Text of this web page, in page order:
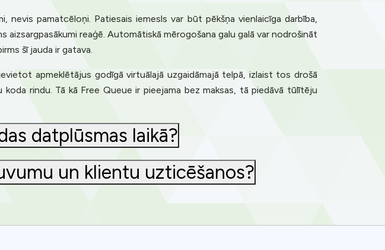
pamatcēloņi. Patiesais iemesls var būt pēkšņa vienlaicīga darbība,
reaģē. Automātiskā mērogošana galu galā var nodrošināt
šī jauda ir gatava.
apmeklētājus godīgā virtuālajā uzgaidāmajā telpā, izlaist tos drošā
rindu. Tā kā Free Queue ir pieejama bez maksas, tā piedāvā tūlītēju
datplūsmas laikā?
un klientu uzticēšanos?